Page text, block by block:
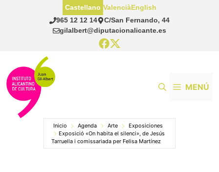
965 12 12 14
C/San Fernando, 44
gilalbert@diputacionalicante.es
Castellano ValenciàEnglish
MENÚ
Inicio Agenda Arte
Exposiciones
Exposició «On habita el silenci», de Jesús
Tarruella i comissariada per Felisa Martínez